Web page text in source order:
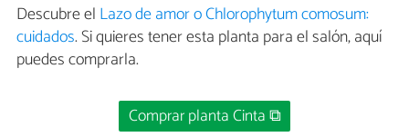
Descubre el Lazo de amor o Chlorophytum comosum:
cuidados. Si quieres tener esta planta para el salón, aquí
puedes comprarla.
Comprar planta Cinta ⧉